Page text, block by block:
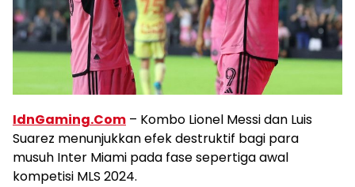
IdnGaming.Com – Kombo Lionel Messi dan Luis
Suarez menunjukkan efek destruktif bagi para
musuh Inter Miami pada fase sepertiga awal
kompetisi MLS 2024.